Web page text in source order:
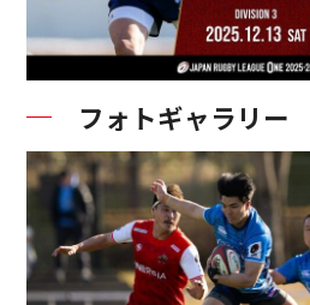
フォトギャラリー